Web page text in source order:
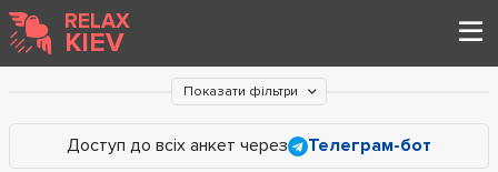
RELAX
KIEV
Показати фільтри
Доступ до всіх анкет через Телеграм-бот